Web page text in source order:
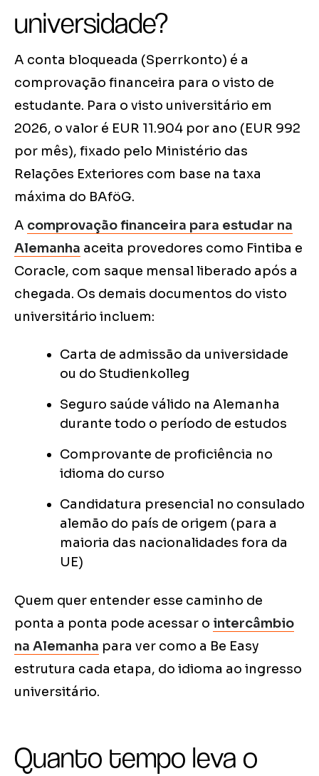
universidade?
A conta bloqueada (Sperrkonto) é a
comprovação financeira para o visto de
estudante. Para o visto universitário em
2026, o valor é EUR 11.904 por ano (EUR 992
por mês), fixado pelo Ministério das
Relações Exteriores com base na taxa
máxima do BAföG.
A comprovação financeira para estudar na
Alemanha aceita provedores como Fintiba e
Coracle, com saque mensal liberado após a
chegada. Os demais documentos do visto
universitário incluem:
Carta de admissão da universidade
ou do Studienkolleg
Seguro saúde válido na Alemanha
durante todo o período de estudos
Comprovante de proficiência no
idioma do curso
Candidatura presencial no consulado
alemão do país de origem (para a
maioria das nacionalidades fora da
UE)
Quem quer entender esse caminho de
ponta a ponta pode acessar o intercâmbio
na Alemanha para ver como a Be Easy
estrutura cada etapa, do idioma ao ingresso
universitário.
Quanto tempo leva o